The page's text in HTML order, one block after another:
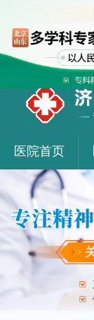
医院首页